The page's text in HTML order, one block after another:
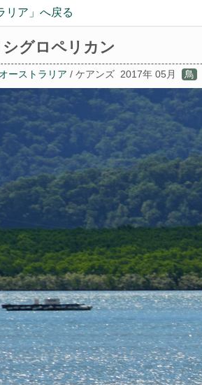
リア 」へ戻る
グロペリカン
オーストラリア / ケアンズ 2017年 05月 鳥